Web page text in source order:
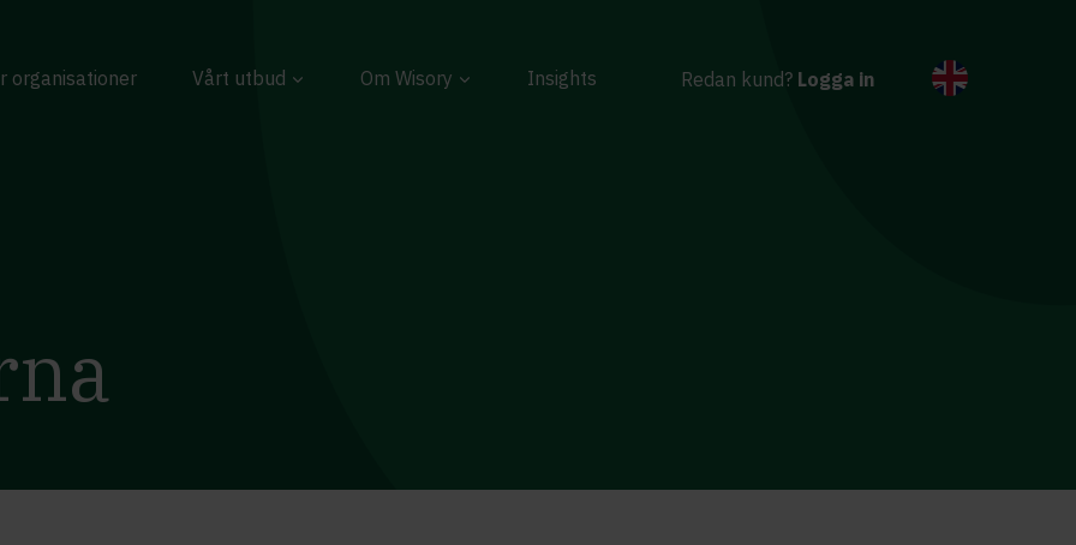
organisationer Vårt utbud Om Wisory Insights Redan kund? Logga in